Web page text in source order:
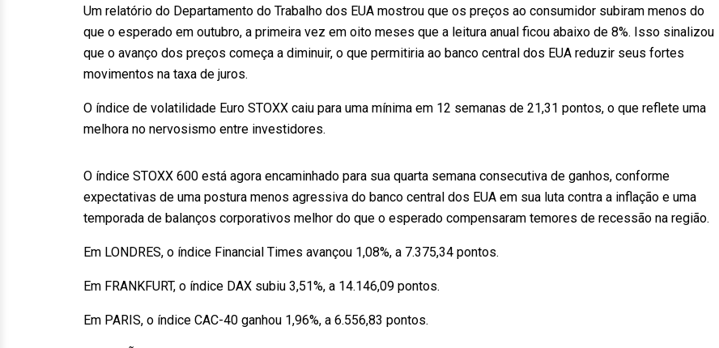
Um relatório do Departamento do Trabalho dos EUA mostrou que os preços ao consumidor subiram menos do
que o esperado em outubro, a primeira vez em oito meses que a leitura anual ficou abaixo de 8%. Isso sinalizou
que o avanço dos preços começa a diminuir, o que permitiria ao banco central dos EUA reduzir seus fortes
movimentos na taxa de juros.
O índice de volatilidade Euro STOXX caiu para uma mínima em 12 semanas de 21,31 pontos, o que reflete uma
melhora no nervosismo entre investidores.
O índice STOXX 600 está agora encaminhado para sua quarta semana consecutiva de ganhos, conforme
expectativas de uma postura menos agressiva do banco central dos EUA em sua luta contra a inflação e uma
temporada de balanços corporativos melhor do que o esperado compensaram temores de recessão na região.
Em LONDRES, o índice Financial Times avançou 1,08%, a 7.375,34 pontos.
Em FRANKFURT, o índice DAX subiu 3,51%, a 14.146,09 pontos.
Em PARIS, o índice CAC-40 ganhou 1,96%, a 6.556,83 pontos.